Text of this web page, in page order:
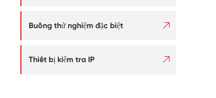
Buồng thử nghiệm đặc biệt 
Thiết bị kiểm tra IP 